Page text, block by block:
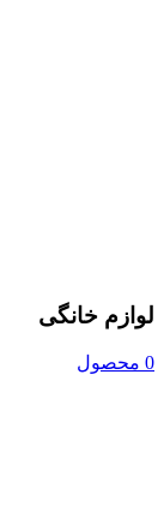
لوازم خانگی
0 محصول